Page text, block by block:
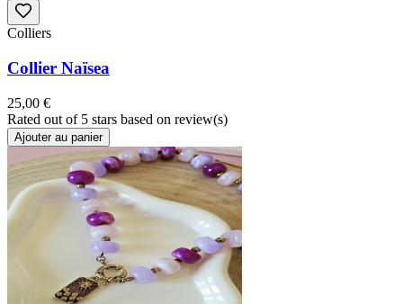
Colliers
Collier Naïsea
25,00 €
Rated out of 5 stars based on review(s)
Ajouter au panier